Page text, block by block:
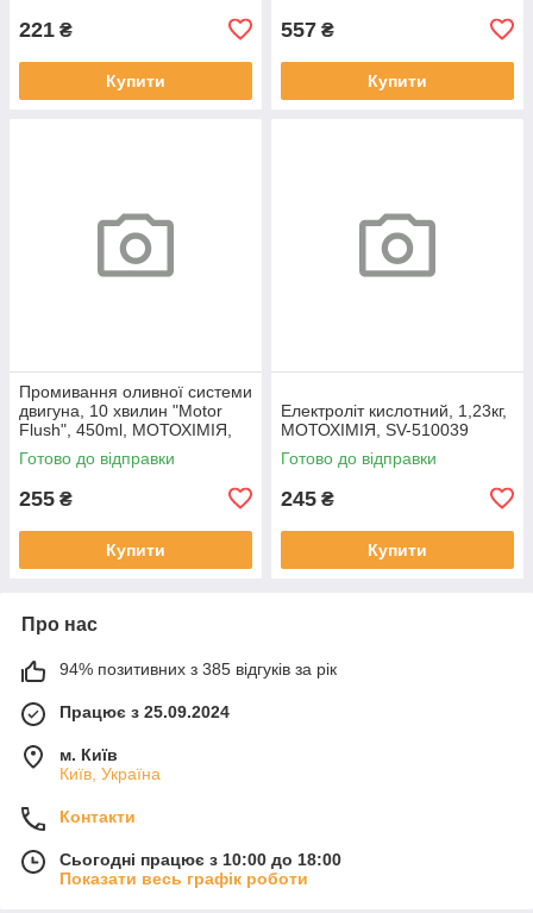
221 ₴
Купити
557 ₴
Купити
Промивання оливної системи
двигуна, 10 хвилин "Motor
Flush", 450ml, МОТОХІМІЯ,
SV-304079
Готово до відправки
255 ₴
Купити
Електроліт кислотний, 1,23кг,
МОТОХІМІЯ, SV-510039
Готово до відправки
245 ₴
Купити
Про нас
94% позитивних з 385 відгуків за рік
Працює з 25.09.2024
м. Київ
Київ, Україна
Контакти
Сьогодні працює з 10:00 до 18:00
Показати весь графік роботи